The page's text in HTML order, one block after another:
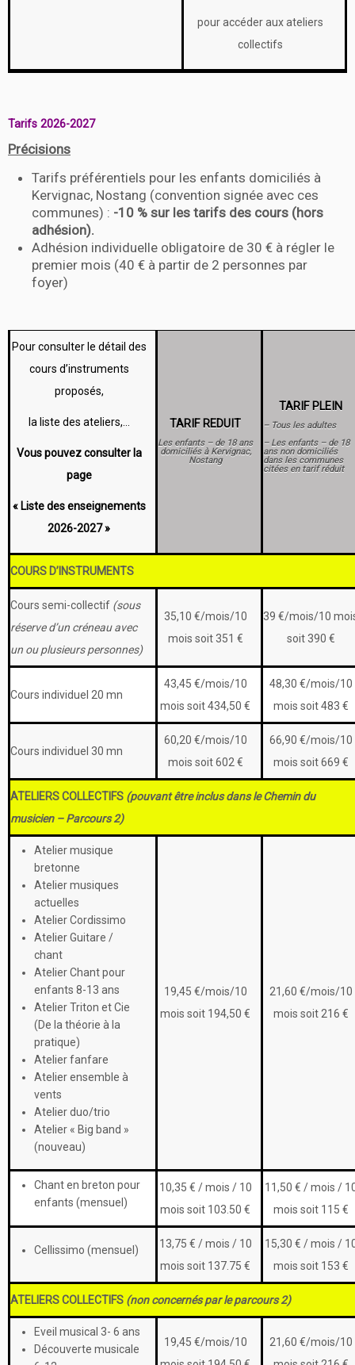
pour accéder aux ateliers
collectifs
Tarifs 2026-2027
Précisions
Tarifs préférentiels pour les enfants domiciliés à
Kervignac, Nostang (convention signée avec ces
communes) : -10 % sur les tarifs des cours (hors
adhésion).
Adhésion individuelle obligatoire de 30 € à régler le
premier mois (40 € à partir de 2 personnes par
foyer)
Pour consulter le détail des
cours d’instruments
proposés,
la liste des ateliers,…
Vous pouvez consulter la
page
« Liste des enseignements
2026-2027 »
TARIF REDUIT
Les enfants – de 18 ans
domiciliés à Kervignac,
Nostang
TARIF PLEIN
– Tous les adultes
– Les enfants – de 18
ans non domiciliés
dans les communes
citées en tarif réduit
COURS D’INSTRUMENTS
Cours semi-collectif (sous
réserve d’un créneau avec
un ou plusieurs personnes)
35,10 €/mois/10
mois soit 351 €
39 €/mois/10
soit 390 €
Cours individuel 20 mn
43,45 €/mois/10
mois soit 434,50 €
48,30 €/mois/10
mois soit 483 €
Cours individuel 30 mn
60,20 €/mois/10
mois soit 602 €
66,90 €/mois/10
mois soit 669 €
ATELIERS COLLECTIFS (pouvant être inclus dans le Chemin du
musicien – Parcours 2)
Atelier musique
bretonne
Atelier musiques
actuelles
Atelier Cordissimo
Atelier Guitare /
chant
Atelier Chant pour
enfants 8-13 ans
Atelier Triton et Cie
(De la théorie à la
pratique)
Atelier fanfare
Atelier ensemble à
vents
Atelier duo/trio
Atelier « Big band »
(nouveau)
19,45 €/mois/10
mois soit 194,50 €
21,60 €/mois/10
mois soit 216 €
Chant en breton pour
enfants (mensuel)
10,35 € / mois / 10
mois soit 103.50 €
11,50 € / mois /
mois soit 115 €
Cellissimo (mensuel)
13,75 € / mois / 10
mois soit 137.75 €
15,30 € / mois /
mois soit 153 €
ATELIERS COLLECTIFS (non concernés par le parcours 2)
Eveil musical 3- 6 ans
Découverte musicale
19,45 €/mois/10
21,60 €/mois/10